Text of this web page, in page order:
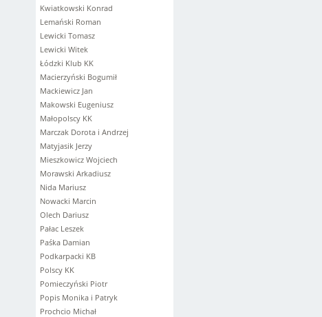
Kwiatkowski Konrad
Lemański Roman
Lewicki Tomasz
Lewicki Witek
Łódzki Klub KK
Macierzyński Bogumił
Mackiewicz Jan
Makowski Eugeniusz
Małopolscy KK
Marczak Dorota i Andrzej
Matyjasik Jerzy
Mieszkowicz Wojciech
Morawski Arkadiusz
Nida Mariusz
Nowacki Marcin
Olech Dariusz
Pałac Leszek
Paśka Damian
Podkarpacki KB
Polscy KK
Pomieczyński Piotr
Popis Monika i Patryk
Prochcio Michał